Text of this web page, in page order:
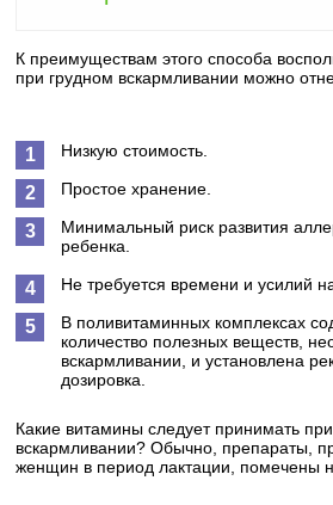
К преимуществам этого способа
при грудном вскармливании можно
Низкую стоимость.
Простое хранение.
Минимальный риск развития
ребенка.
Не требуется времени и усилий
В поливитаминных комплексах
количество полезных веществ,
вскармливании, и установлена
дозировка.
Какие витамины следует принимать
вскармливании? Обычно, препараты,
женщин в период лактации, помечены